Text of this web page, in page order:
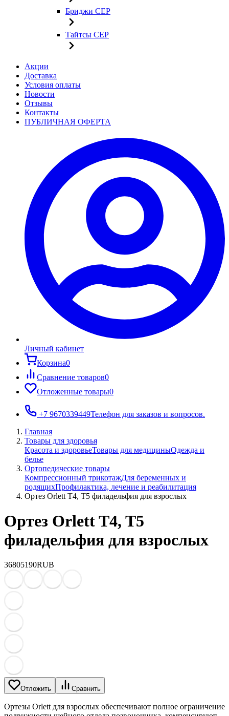
Бриджи CEP
Тайтсы CEP
Акции
Доставка
Условия оплаты
Новости
Отзывы
Контакты
ПУБЛИЧНАЯ ОФЕРТА
Личный кабинет
Корзина0
Сравнение товаров0
Отложенные товары0
+7 9670339449Телефон для заказов и вопросов.
Главная
Товары для здоровья
Красота и здоровьеТовары для медициныОдежда и
белье
Ортопедические товары
Компрессионный трикотажДля беременных и
родящихПрофилактика, лечение и реабилитация
Ортез Orlett T4, T5 филадельфия для взрослых
Ортез Orlett T4, T5
филадельфия для взрослых
36805190RUB
Отложить Сравнить
Ортезы Orlett для взрослых обеспечивают полное ограничение